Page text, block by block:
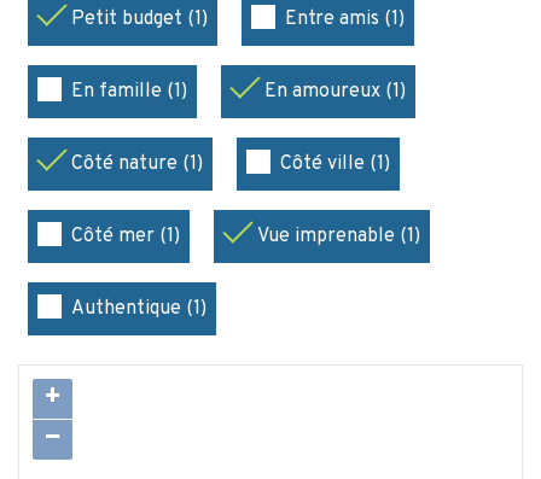
Petit budget (1) Entre amis (1)
En famille (1) En amoureux (1)
Côté nature (1) Côté ville (1)
Côté mer (1) Vue imprenable (1)
Authentique (1)
+
−